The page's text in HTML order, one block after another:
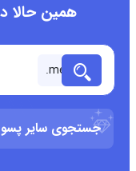
همین حالا
جستجوی سایر